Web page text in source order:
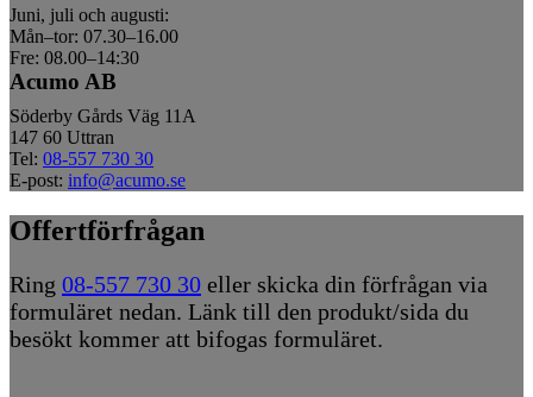
Juni, juli och augusti:
Mån–tor: 07.30–16.00
Fre: 08.00–14:30
Acumo AB
Söderby Gårds Väg 11A
147 60 Uttran
Tel: 08-557 730 30
E-post: info@acumo.se
Offertförfrågan
Ring 08-557 730 30 eller skicka din förfrågan via
formuläret nedan. Länk till den produkt/sida du
besökt kommer att bifogas formuläret.